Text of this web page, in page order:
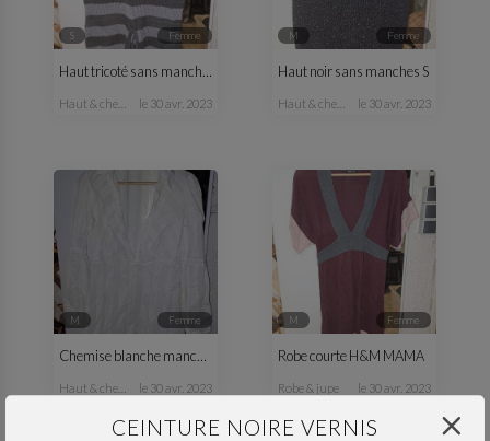
CEINTURE NOIRE VERNIS
S femme
Haut tricoté sans manches
haut & chemisier le 30 avr. 2023
M femme
Haut noir sans manches S
haut & chemisier le 30 avr. 2023
M femme
Chemise blanche manches longues
haut & chemisier le 30 avr. 2023
M femme
Robe courte H&M MAMA
robe & jupe le 30 avr. 2023